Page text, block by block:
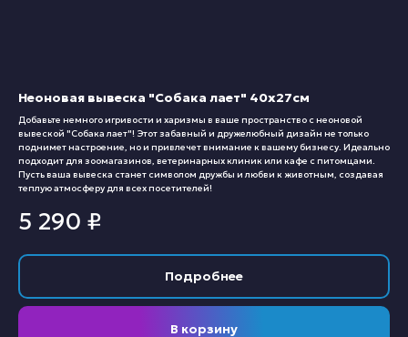
Неоновая вывеска "Собака лает" 40х27см
Добавьте немного игривости и харизмы в ваше пространство с неоновой
вывеской "Собака лает"! Этот забавный и дружелюбный дизайн не только
поднимет настроение, но и привлечет внимание к вашему бизнесу. Идеально
подходит для зоомагазинов, ветеринарных клиник или кафе с питомцами.
Пусть ваша вывеска станет символом дружбы и любви к животным, создавая
теплую атмосферу для всех посетителей!
5 290 ₽
Подробнее
В корзину